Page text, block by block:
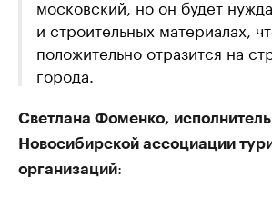
московский, но он будет
и строительных материалах,
положительно отразится на
города.
Светлана Фоменко,
Новосибирской ассоциации
организаций: